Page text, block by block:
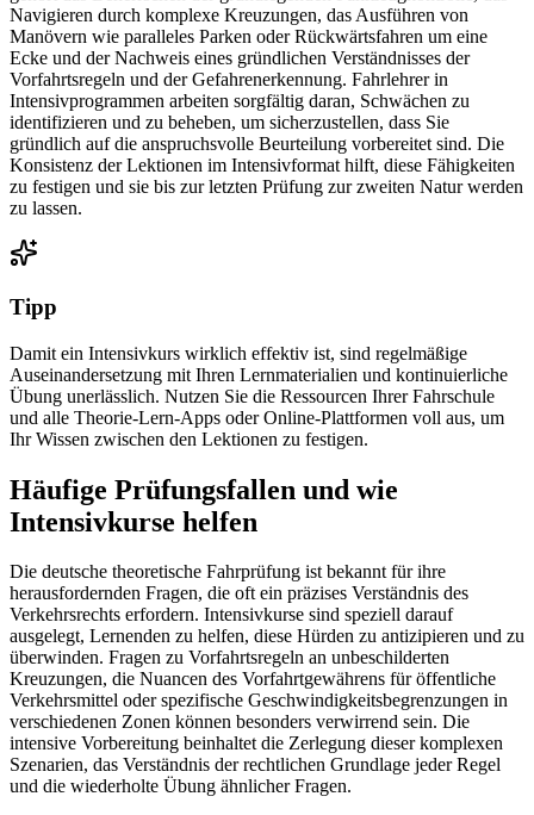
Navigieren durch komplexe Kreuzungen, das Ausführen von
Manövern wie paralleles Parken oder Rückwärtsfahren um eine
Ecke und der Nachweis eines gründlichen Verständnisses der
Vorfahrtsregeln und der Gefahrenerkennung. Fahrlehrer in
Intensivprogrammen arbeiten sorgfältig daran, Schwächen zu
identifizieren und zu beheben, um sicherzustellen, dass Sie
gründlich auf die anspruchsvolle Beurteilung vorbereitet sind. Die
Konsistenz der Lektionen im Intensivformat hilft, diese Fähigkeiten
zu festigen und sie bis zur letzten Prüfung zur zweiten Natur werden
zu lassen.
Tipp
Damit ein Intensivkurs wirklich effektiv ist, sind regelmäßige
Auseinandersetzung mit Ihren Lernmaterialien und kontinuierliche
Übung unerlässlich. Nutzen Sie die Ressourcen Ihrer Fahrschule
und alle Theorie-Lern-Apps oder Online-Plattformen voll aus, um
Ihr Wissen zwischen den Lektionen zu festigen.
Häufige Prüfungsfallen und wie
Intensivkurse helfen
Die deutsche theoretische Fahrprüfung ist bekannt für ihre
herausfordernden Fragen, die oft ein präzises Verständnis des
Verkehrsrechts erfordern. Intensivkurse sind speziell darauf
ausgelegt, Lernenden zu helfen, diese Hürden zu antizipieren und zu
überwinden. Fragen zu Vorfahrtsregeln an unbeschilderten
Kreuzungen, die Nuancen des Vorfahrtgewährens für öffentliche
Verkehrsmittel oder spezifische Geschwindigkeitsbegrenzungen in
verschiedenen Zonen können besonders verwirrend sein. Die
intensive Vorbereitung beinhaltet die Zerlegung dieser komplexen
Szenarien, das Verständnis der rechtlichen Grundlage jeder Regel
und die wiederholte Übung ähnlicher Fragen.